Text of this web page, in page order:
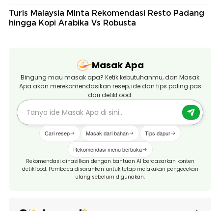
Turis Malaysia Minta Rekomendasi Resto Padang
hingga Kopi Arabika Vs Robusta
Masak Apa
Bingung mau masak apa? Ketik kebutuhanmu, dan Masak
Apa akan merekomendasikan resep, ide dan tips paling pas
dari detikFood.
Cari resep Masak dari bahan Tips dapur
Rekomendasi menu berbuka
Rekomendasi dihasilkan dengan bantuan AI berdasarkan konten
detikFood. Pembaca disarankan untuk tetap melakukan pengecekan
ulang sebelum digunakan.